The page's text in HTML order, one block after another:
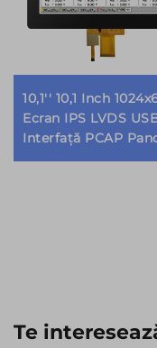
10,1'' 10,1 Inch
Ecran IPS LVDS
Interfață PCAP
Touch Capacitiv
Te